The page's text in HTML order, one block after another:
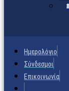
Ημερολόγιο
Σύνδεσμοι
Επικοινωνία